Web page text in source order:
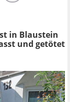
in Blaustein
und getötet